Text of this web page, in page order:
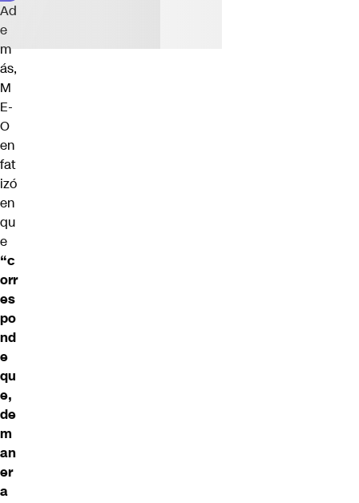
Ad
e
m
ás,
M
E-
O
en
fat
izó
en
qu
e
“c
orr
es
po
nd
e
qu
e,
de
m
an
er
a